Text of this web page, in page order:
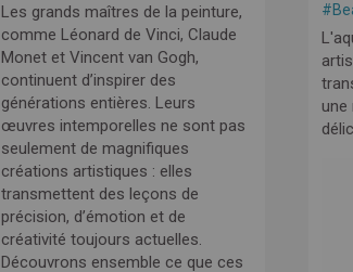
Les grands maîtres de la peinture,
comme Léonard de Vinci, Claude
Monet et Vincent van Gogh,
continuent d’inspirer des
générations entières. Leurs
œuvres intemporelles ne sont pas
seulement de magnifiques
créations artistiques : elles
transmettent des leçons de
précision, d’émotion et de
créativité toujours actuelles.
Découvrons ensemble ce que ces
#
une